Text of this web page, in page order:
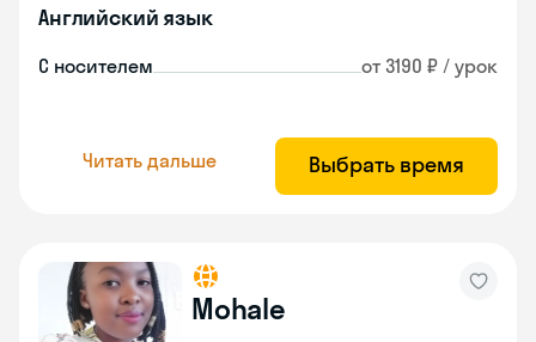
Английский язык
С носителем от 3190 ₽ / урок
Читать дальше Выбрать время
Mohale